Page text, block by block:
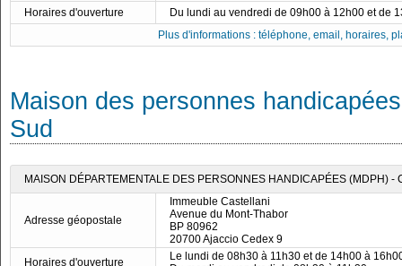
Horaires d'ouverture
Du lundi au vendredi de 09h00 à 12h00 et de
Plus d'informations : téléphone, email, horaires,
Maison des personnes
Sud
MAISON DÉPARTEMENTALE DES PERSONNES HANDICAPÉES (MDPH) -
Adresse géopostale
Immeuble Castellani
Avenue du Mont-Thabor
BP 80962
20700 Ajaccio Cedex 9
Horaires d'ouverture
Le lundi de 08h30 à 11h30 et de 14h00 à